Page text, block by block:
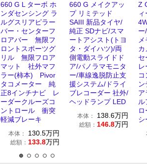
660 G L ターボ ホ
ンダセンシング ラ
ルグスリアピラー
バー・センターフ
ロアバー 無限フ
ロントスポーツグ
リル 無限フロア
マット 社外マフ
ラー(柿本) Pivor
タコメーター 純
正8インチナビ レ
ーダークルーズコ
ントロール 衝突
軽減ブレーキ
本体： 130.5万円
総額： 133.8万円
660 G メイクアッ
プ リミテッド
SAIII 新品タイヤ/
純正 SDナビ/スマ
ートアシスト(トヨ
タ・ダイハツ)/両
側電動スライドド
ア/パノラマモニタ
ー/車線逸脱防止支
援システム/ドライ
ブレコーダー 社外/
ヘッドランプ LED
本体： 138.6万円
総額： 146.8万円
Z
ー
カ
セ
ア
シ